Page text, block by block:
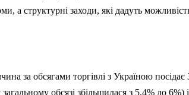
а структурні заходи, які дадуть
за обсягами торгівлі з Україною посідає
загальному обсязі збільшилася з 5,4% до 6%)